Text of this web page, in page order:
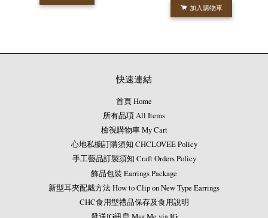
加入購物車
快速連結
首頁 Home
所有品項 All Items
檢視購物車 My Cart
心地私櫥訂購須知 CHCLOVEE Policy
手工藝品訂製須知 Craft Orders Policy
飾品包裝 Earrings Package
新型耳夾配戴方法 How to Clip on New Type Earrings
CHC食用型禮品保存及食用說明